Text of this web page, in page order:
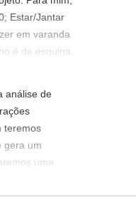
Estar/Jantar
em varanda
é de esquina,
?? Desde já,
trabalhos.
análise de
teremos
gera um
uma
adquirir